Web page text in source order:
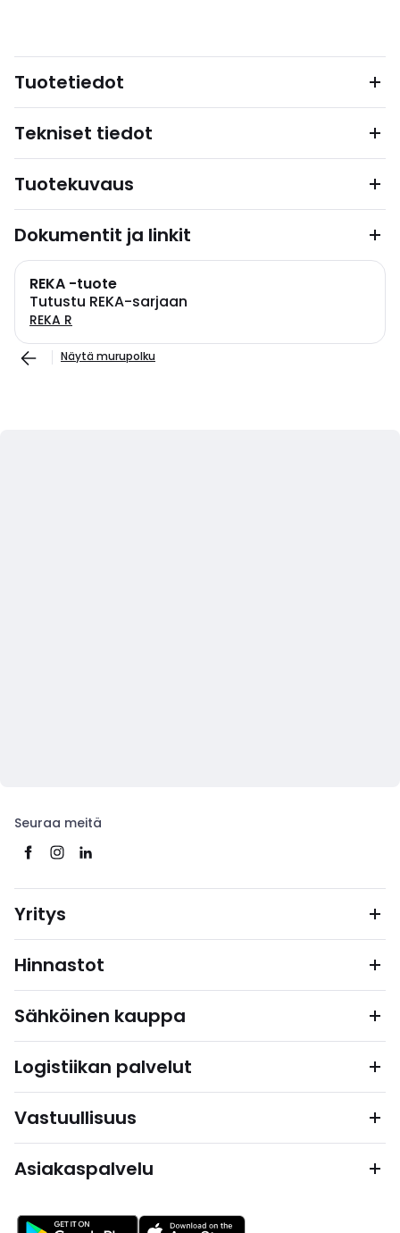
Tuotetiedot
Tekniset tiedot
Tuotekuvaus
Dokumentit ja linkit
REKA -tuote
Tutustu REKA-sarjaan
REKA R
Näytä murupolku
Seuraa meitä
Yritys
Hinnastot
Sähköinen kauppa
Logistiikan palvelut
Vastuullisuus
Asiakaspalvelu